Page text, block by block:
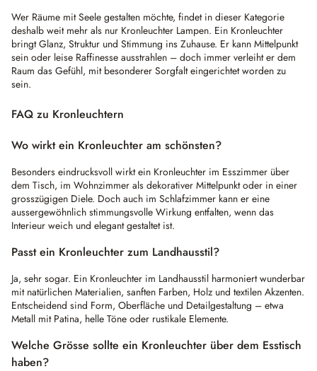
Wer Räume mit Seele gestalten möchte, findet in dieser Kategorie
deshalb weit mehr als nur Kronleuchter Lampen. Ein Kronleuchter
bringt Glanz, Struktur und Stimmung ins Zuhause. Er kann Mittelpunkt
sein oder leise Raffinesse ausstrahlen – doch immer verleiht er dem
Raum das Gefühl, mit besonderer Sorgfalt eingerichtet worden zu
sein.
FAQ zu Kronleuchtern
Wo wirkt ein Kronleuchter am schönsten?
Besonders eindrucksvoll wirkt ein Kronleuchter im Esszimmer über
dem Tisch, im Wohnzimmer als dekorativer Mittelpunkt oder in einer
grosszügigen Diele. Doch auch im Schlafzimmer kann er eine
aussergewöhnlich stimmungsvolle Wirkung entfalten, wenn das
Interieur weich und elegant gestaltet ist.
Passt ein Kronleuchter zum Landhausstil?
Ja, sehr sogar. Ein Kronleuchter im Landhausstil harmoniert wunderbar
mit natürlichen Materialien, sanften Farben, Holz und textilen Akzenten.
Entscheidend sind Form, Oberfläche und Detailgestaltung – etwa
Metall mit Patina, helle Töne oder rustikale Elemente.
Welche Grösse sollte ein Kronleuchter über dem Esstisch
haben?